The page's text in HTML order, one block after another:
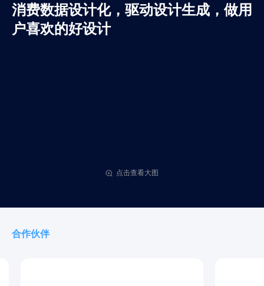
消费数据设计化，驱动设计生成，做用
户喜欢的好设计
点击查看大图
合作伙伴